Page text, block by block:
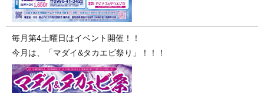
毎月第4土曜日はイベント開催！！
今月は、「マダイ&タカエビ祭り」！！！